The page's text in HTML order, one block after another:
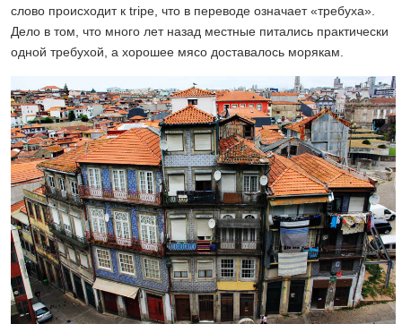
слово происходит к tripe, что в переводе означает «требуха».
Дело в том, что много лет назад местные питались практически
одной требухой, а хорошее мясо доставалось морякам.